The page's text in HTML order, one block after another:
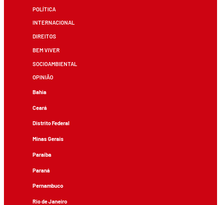
POLÍTICA
INTERNACIONAL
DIREITOS
BEM VIVER
SOCIOAMBIENTAL
OPINIÃO
Bahia
Ceará
Distrito Federal
Minas Gerais
Paraíba
Paraná
Pernambuco
Rio de Janeiro